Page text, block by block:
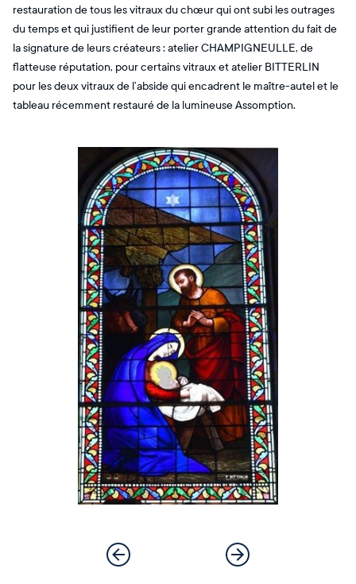
restauration de tous les vitraux du chœur qui ont subi les outrages
du temps et qui justifient de leur porter grande attention du fait de
la signature de leurs créateurs : atelier CHAMPIGNEULLE, de
flatteuse réputation, pour certains vitraux et atelier BITTERLIN
pour les deux vitraux de l’abside qui encadrent le maître-autel et le
tableau récemment restauré de la lumineuse Assomption.